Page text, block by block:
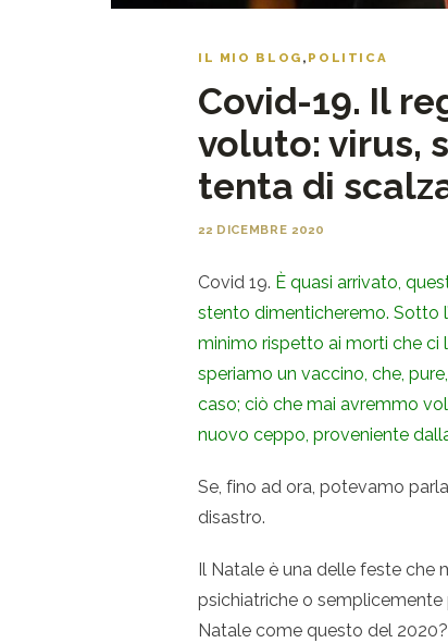
IL MIO BLOG , POLITICA
Covid-19. Il
voluto: virus,
tenta di
22 DICEMBRE 2020
Covid 19. È quasi arrivato,
stento dimenticheremo. Sotto
minimo rispetto ai morti che ci
speriamo un vaccino, che,
caso; ciò che mai avremmo
nuovo ceppo, proveniente
Se, fino ad ora, potevamo
disastro.
Il Natale è una delle feste
psichiatriche o
Natale come questo del